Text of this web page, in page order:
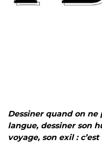
En Hongrie, le
Tisza "Respect et liberté"
contre le premier ministre
Dessiner quand on
langue, dessiner son
voyage, son exil :